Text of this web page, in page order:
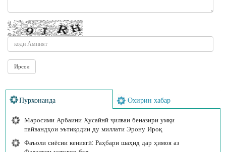
Пурхонанда Охирин хабар
Маросими Арбаини Ҳусайнӣ ҷилваи беназири умқи
пайвандҳои эътиқодии ду миллати Эрону Ироқ
Фаъоли сиёсии кениягӣ: Раҳбари шаҳид дар ҳимоя аз